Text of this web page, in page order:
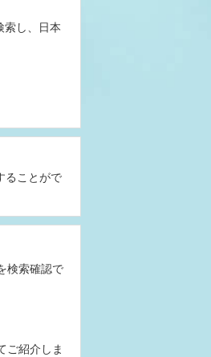
索し、日本
ることがで
検索確認で
ご紹介しま